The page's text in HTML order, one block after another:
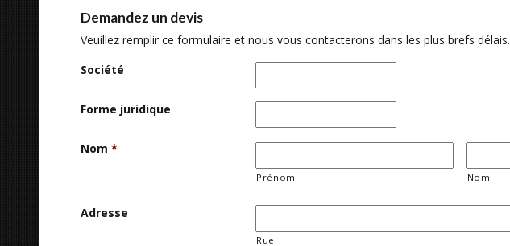
Demandez un devis
Veuillez remplir ce formulaire et nous vous contacterons dans les plus brefs délais.
Société
Forme juridique
Nom *
Prénom Nom
Adresse
Rue